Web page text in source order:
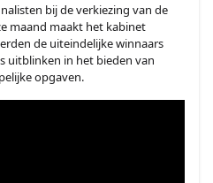
bij de verkiezing van de
maand maakt het kabinet
de uiteindelijke winnaars
uitblinken in het bieden van
opgaven.